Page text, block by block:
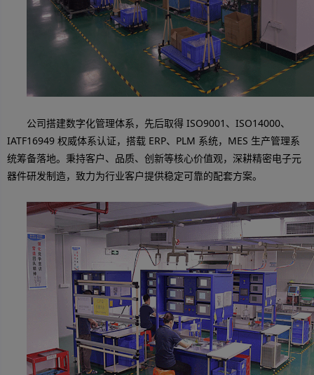
公司搭建数字化管理体系，先后取得 ISO9001、ISO14000、
IATF16949 权威体系认证，搭载 ERP、PLM 系统，MES 生产管理系
统筹备落地。秉持客户、品质、创新等核心价值观，深耕精密电子元
器件研发制造，致力为行业客户提供稳定可靠的配套方案。